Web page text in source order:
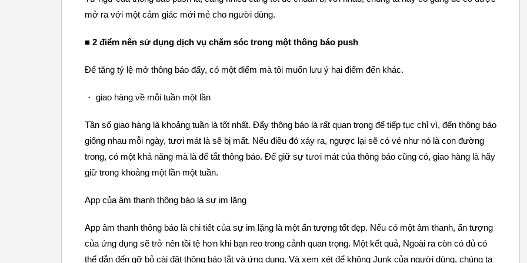
mở ra với một cảm giác mới mẻ cho người dùng.
■ 2 điểm nên sử dụng dịch vụ chăm sóc trong một thông báo push
Để tăng tỷ lệ mở thông báo đẩy, có một điểm mà tôi muốn lưu ý hai điểm đến khác.
・ giao hàng về mỗi tuần một lần
Tần số giao hàng là khoảng tuần là tốt nhất. Đẩy thông báo là rất quan trọng để tiếp tục chỉ vì, đến thông báo
giống nhau mỗi ngày, tươi mát là sẽ bị mất. Nếu điều đó xảy ra, ngược lại sẽ có vẻ như nó là con đường
trong, có một khả năng mà là để tắt thông báo. Để giữ sự tươi mát của thông báo cũng có, giao hàng là hãy
giữ trong khoảng một lần một tuần.
App của âm thanh thông báo là sự im lặng
App âm thanh thông báo là chi tiết của sự im lặng là một ấn tượng tốt đẹp. Nếu có một âm thanh, ấn tượng
của ứng dụng sẽ trở nên tồi tệ hơn khi bạn reo trong cảnh quan trọng. Một kết quả, Ngoài ra còn có đủ có
thể dẫn đến gỡ bỏ cài đặt thông báo tắt và ứng dụng. Và xem xét để không Junk của người dùng, chúng ta